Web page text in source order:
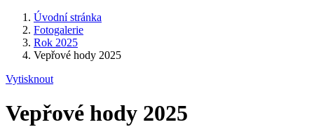
Úvodní stránka
Fotogalerie
Rok 2025
Vepřové hody 2025
Vytisknout
Vepřové hody 2025